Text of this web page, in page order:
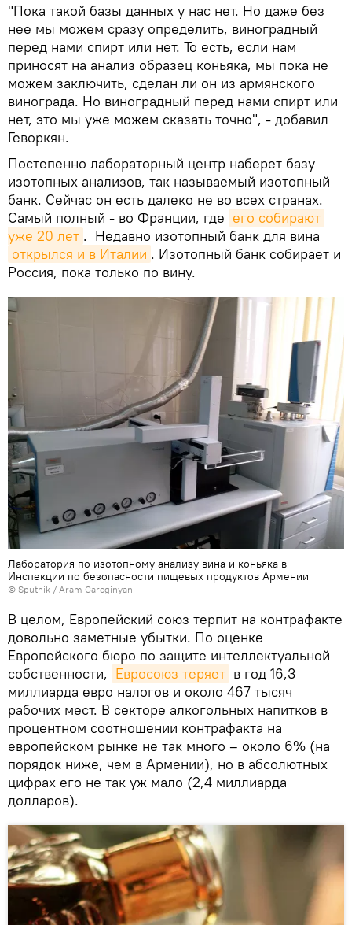
"Пока такой базы данных у нас нет. Но даже без
нее мы можем сразу определить, виноградный
перед нами спирт или нет. То есть, если нам
приносят на анализ образец коньяка, мы пока не
можем заключить, сделан ли он из армянского
винограда. Но виноградный перед нами спирт или
нет, это мы уже можем сказать точно", - добавил
Геворкян.
Постепенно лабораторный центр наберет базу
изотопных анализов, так называемый изотопный
банк. Сейчас он есть далеко не во всех странах.
Самый полный - во Франции, где его собирают
уже 20 лет . Недавно изотопный банк для вина
открылся и в Италии . Изотопный банк собирает и
Россия, пока только по вину.
Лаборатория по изотопному анализу вина и коньяка в
Инспекции по безопасности пищевых продуктов Армении
© Sputnik / Aram Gareginyan
В целом, Европейский союз терпит на контрафакте
довольно заметные убытки. По оценке
Европейского бюро по защите интеллектуальной
собственности, Евросоюз теряет в год 16,3
миллиарда евро налогов и около 467 тысяч
рабочих мест. В секторе алкогольных напитков в
процентном соотношении контрафакта на
европейском рынке не так много – около 6% (на
порядок ниже, чем в Армении), но в абсолютных
цифрах его не так уж мало (2,4 миллиарда
долларов).